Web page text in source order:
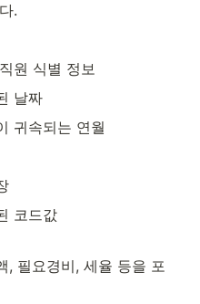
.
원 식별 정보
날짜
귀속되는 연월
코드값
, 필요경비, 세율 등을 포